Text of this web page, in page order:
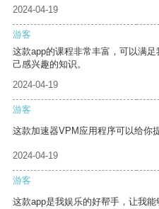
2024-04-19
游客
这款app的课程非常丰富，可以满
己感兴趣的知识。
2024-04-19
游客
这款加速器VPM应用程序可以给你
2024-04-19
游客
这款app是我娱乐的好帮手，让我能